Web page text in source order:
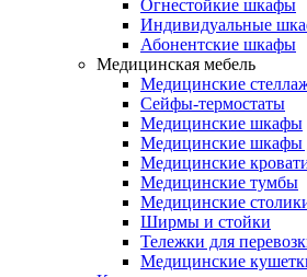
Огнестойкие шкафы
Индивидуальные
Абонентские шкафы
Медицинская мебель
Медицинские
Сейфы-термостаты
Медицинские шкафы
Медицинские шкафы
Медицинские
Медицинские тумбы
Медицинские
Ширмы и стойки
Тележки для
Медицинские